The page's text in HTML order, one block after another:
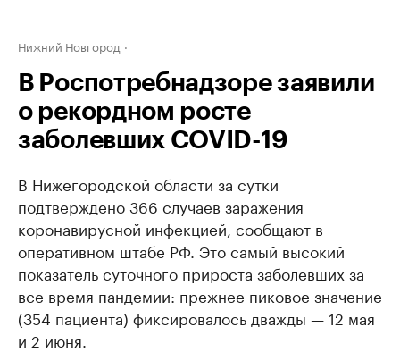
Нижний Новгород
В Роспотребнадзоре заявили
о рекордном росте
заболевших COVID-19
В Нижегородской области за сутки
подтверждено 366 случаев заражения
коронавирусной инфекцией, сообщают в
оперативном штабе РФ. Это самый высокий
показатель суточного прироста заболевших за
все время пандемии: прежнее пиковое значение
(354 пациента) фиксировалось дважды — 12 мая
и 2 июня.